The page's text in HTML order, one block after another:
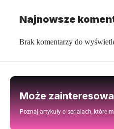
Najnowsze
Brak komentarzy do
Może
Poznaj artykuły o serialach, które